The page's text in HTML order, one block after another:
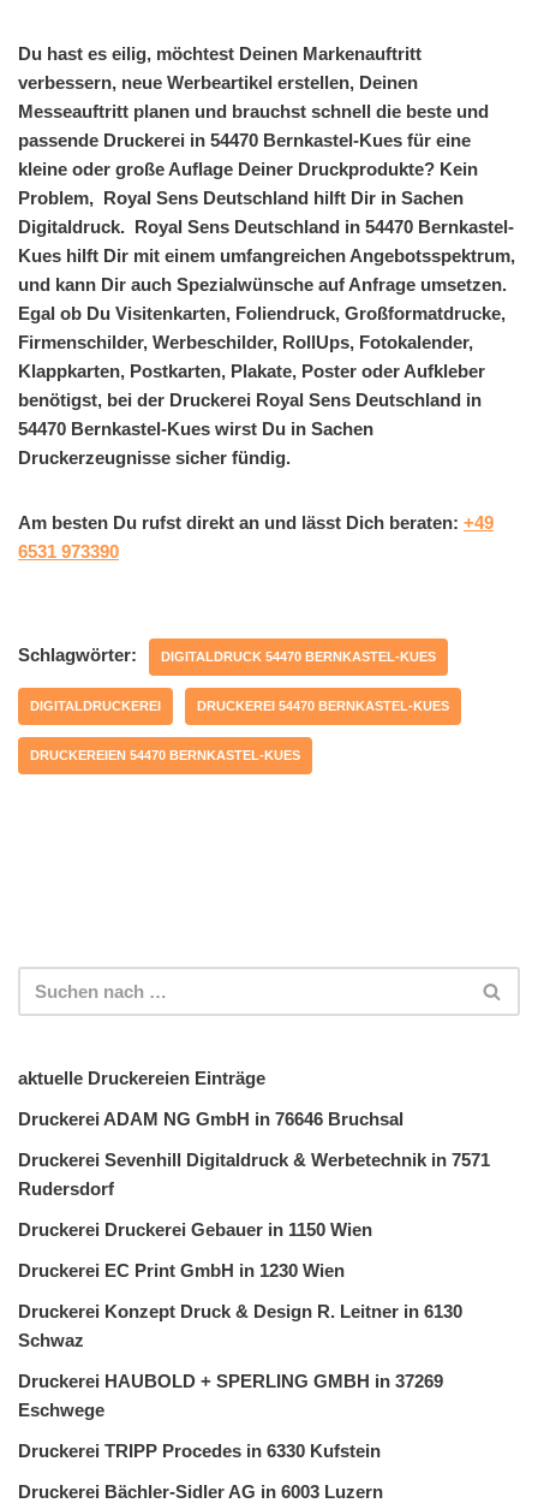
Du hast es eilig, möchtest Deinen Markenauftritt
verbessern, neue Werbeartikel erstellen, Deinen
Messeauftritt planen und brauchst schnell die beste und
passende Druckerei in 54470 Bernkastel-Kues für eine
kleine oder große Auflage Deiner Druckprodukte? Kein
Problem, Royal Sens Deutschland hilft Dir in Sachen
Digitaldruck. Royal Sens Deutschland in 54470 Bernkastel-
Kues hilft Dir mit einem umfangreichen Angebotsspektrum,
und kann Dir auch Spezialwünsche auf Anfrage umsetzen.
Egal ob Du Visitenkarten, Foliendruck, Großformatdrucke,
Firmenschilder, Werbeschilder, RollUps, Fotokalender,
Klappkarten, Postkarten, Plakate, Poster oder Aufkleber
benötigst, bei der Druckerei Royal Sens Deutschland in
54470 Bernkastel-Kues wirst Du in Sachen
Druckerzeugnisse sicher fündig.
Am besten Du rufst direkt an und lässt Dich beraten: +49
6531 973390
Schlagwörter: DIGITALDRUCK 54470 BERNKASTEL-KUES
DIGITALDRUCKEREI DRUCKEREI 54470 BERNKASTEL-KUES
DRUCKEREIEN 54470 BERNKASTEL-KUES
aktuelle Druckereien Einträge
Druckerei ADAM NG GmbH in 76646 Bruchsal
Druckerei Sevenhill Digitaldruck & Werbetechnik in 7571
Rudersdorf
Druckerei Druckerei Gebauer in 1150 Wien
Druckerei EC Print GmbH in 1230 Wien
Druckerei Konzept Druck & Design R. Leitner in 6130
Schwaz
Druckerei HAUBOLD + SPERLING GMBH in 37269
Eschwege
Druckerei TRIPP Procedes in 6330 Kufstein
Druckerei Bächler-Sidler AG in 6003 Luzern